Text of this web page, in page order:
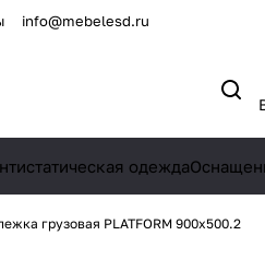
info@mebelesd.ru
одежда
грузовая PLATFORM 900х500.2